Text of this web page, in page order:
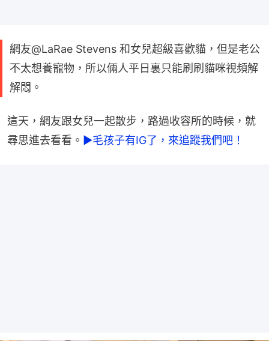
網友@LaRae Stevens 和女兒超級喜歡貓，但是老公
不太想養寵物，所以倆人平日裏只能刷刷貓咪視頻解
解悶。
這天，網友跟女兒一起散步，路過收容所的時候，就
尋思進去看看。 ►毛孩子有IG了，來追蹤我們吧！